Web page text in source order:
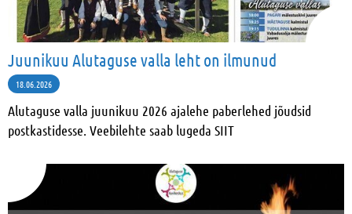
Juunikuu Alutaguse valla leht on ilmunud
18.06.2026
Alutaguse valla juunikuu 2026 ajalehe paberlehed jõudsid
postkastidesse. Veebilehte saab lugeda SIIT